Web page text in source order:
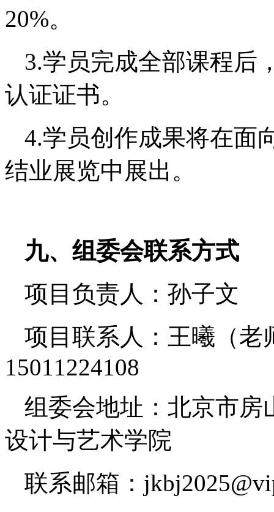
20%。
3.学员完成全部课程后
认证证书。
4.学员创作成果将在面
结业展览中展出。
九、 组委会联系方式
项目负责人：孙子文
项目联系人：王曦（老
15011224108
组委会地址：北京市房
设计与艺术学院
联系邮箱：